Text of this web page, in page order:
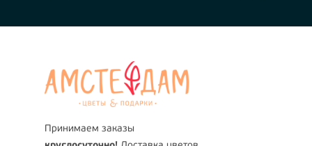
Принимаем заказы